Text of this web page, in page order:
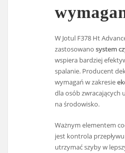
W Jotul F378 Ht
zastosowanosystem
wspiera bardziej
spalanie. Producent
wymagań w zakresie
dla osób zwracających
na środowisko.
Ważnym elementem
jest kontrola
utrzymać szyby w